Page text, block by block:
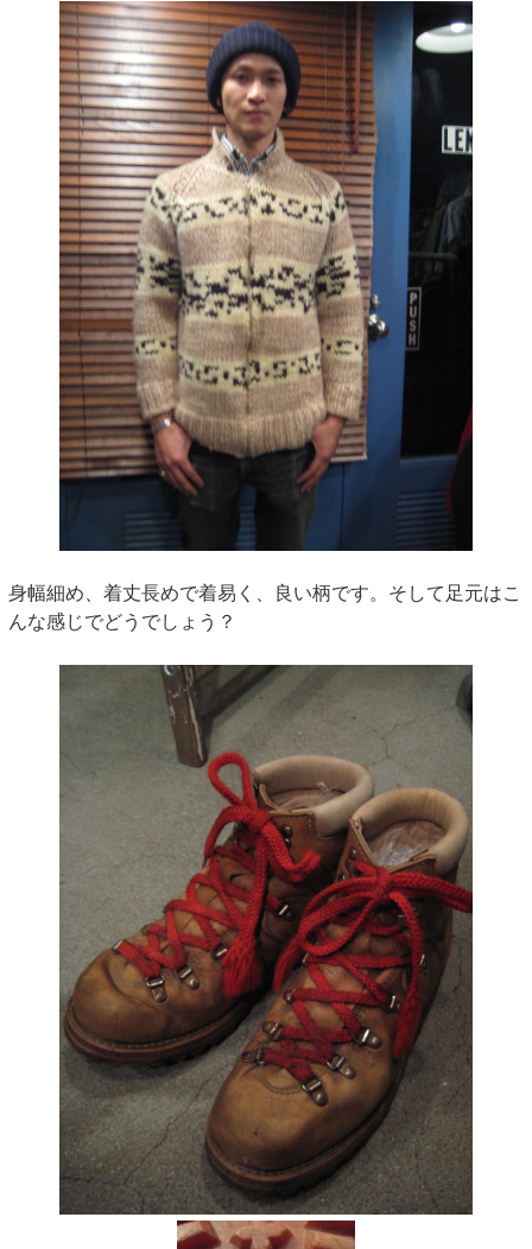
身幅細め、着丈長めで着易く、良い柄です。そして足元はこ
んな感じでどうでしょう？